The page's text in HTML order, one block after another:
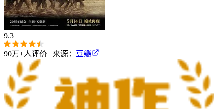
9.3
90万+人评价 | 来源： 豆瓣